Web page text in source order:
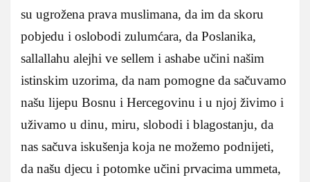
su ugrožena prava muslimana, da im da skoru
pobjedu i oslobodi zulumćara, da Poslanika,
sallallahu alejhi ve sellem i ashabe učini našim
istinskim uzorima, da nam pomogne da sačuvamo
našu lijepu Bosnu i Hercegovinu i u njoj živimo i
uživamo u dinu, miru, slobodi i blagostanju, da
nas sačuva iskušenja koja ne možemo podnijeti,
da našu djecu i potomke učini prvacima ummeta,